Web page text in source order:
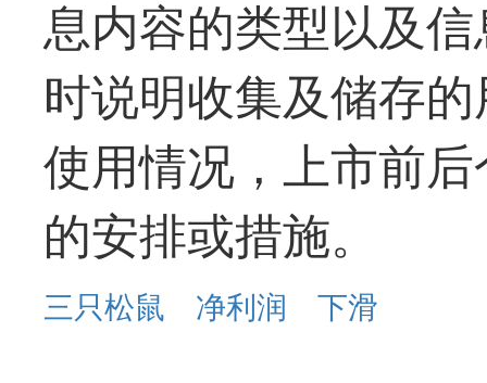
息内容的类型以及
时说明收集及储存
使用情况，上市前
的安排或措施。
三只松鼠 净利润 下滑